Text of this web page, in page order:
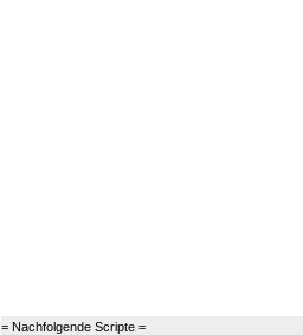
= Nachfolgende Scripte =